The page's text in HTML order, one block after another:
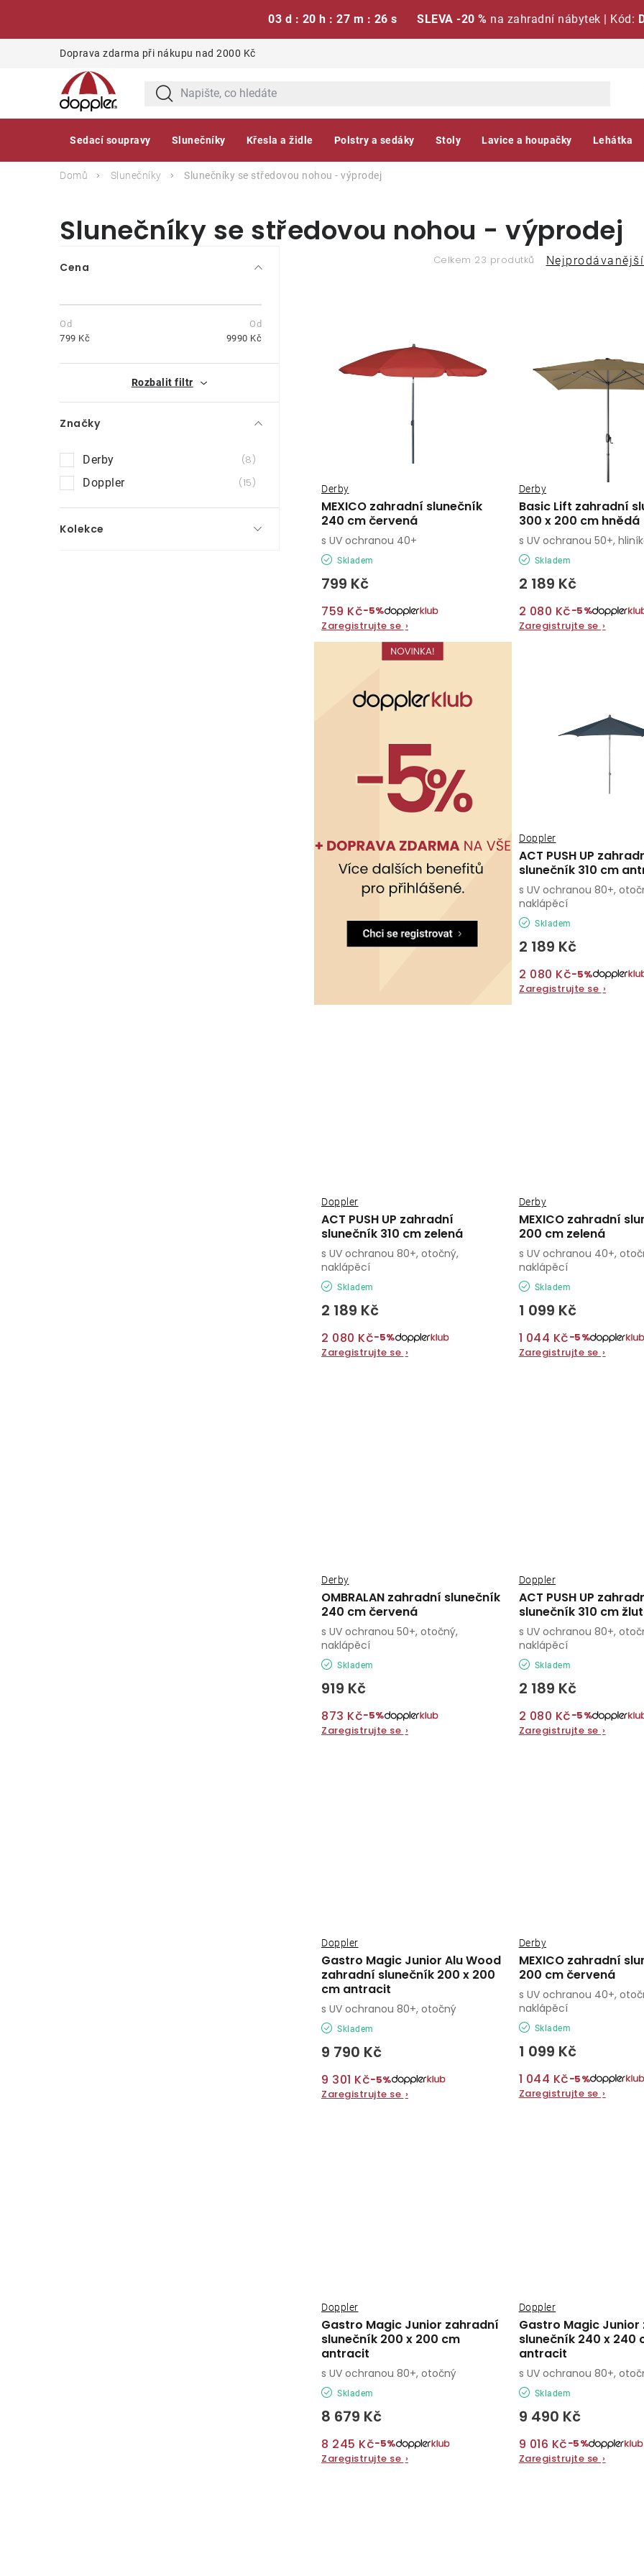
03 d : 20 h : 27 m : 25 s SLEVA -20 % na zahradní nábytek | Kód:
Doprava zdarma při nákupu nad 2000 Kč
Sedací soupravy Slunečníky Křesla a židle Polstry a sedáky Stoly Lavice a houpačky Lehátka
Domů Slunečníky Slunečníky se středovou nohou - výprodej
Slunečníky se středovou nohou - výprodej
P
s
t
r
a
n
n
í
p
a
Cena
799 Kč 9990 Kč
Rozbalit filtr
Značky
Derby
8
Doppler
15
Kolekce
Celkem 23 produtků
Ř
n
o
d
u
k
t
ů
Nejprodávanější
o
d
u
k
t
ů
MEXICO zahradní slunečník
240 cm červená
Derby
Skladem
799 Kč
759 Kč−5%
Zaregistrujte se ›
s UV ochranou 40+
Basic Lift zahradní
300 x 200 cm hnědá
Derby
Skladem
2 189 Kč
2 080 Kč−5%
Zaregistrujte se ›
s UV ochranou 50+,
ACT PUSH UP
slunečník 310 cm
Doppler
Skladem
2 189 Kč
2 080 Kč−5%
Zaregistrujte se ›
s UV ochranou 80+,
naklápěcí
ACT PUSH UP zahradní
slunečník 310 cm zelená
Doppler
Skladem
2 189 Kč
2 080 Kč−5%
Zaregistrujte se ›
s UV ochranou 80+, otočný,
naklápěcí
MEXICO zahradní
200 cm zelená
Derby
Skladem
1 099 Kč
1 044 Kč−5%
Zaregistrujte se ›
s UV ochranou 40+,
naklápěcí
OMBRALAN zahradní slunečník
240 cm červená
Derby
Skladem
919 Kč
873 Kč−5%
Zaregistrujte se ›
s UV ochranou 50+, otočný,
naklápěcí
ACT PUSH UP
slunečník 310 cm
Doppler
Skladem
2 189 Kč
2 080 Kč−5%
Zaregistrujte se ›
s UV ochranou 80+,
naklápěcí
Gastro Magic Junior Alu Wood
zahradní slunečník 200 x 200
cm antracit
Doppler
Skladem
9 790 Kč
9 301 Kč−5%
Zaregistrujte se ›
s UV ochranou 80+, otočný
MEXICO zahradní
200 cm červená
Derby
Skladem
1 099 Kč
1 044 Kč−5%
Zaregistrujte se ›
s UV ochranou 40+,
naklápěcí
Gastro Magic Junior zahradní
slunečník 200 x 200 cm
antracit
Doppler
Skladem
8 679 Kč
8 245 Kč−5%
Zaregistrujte se ›
s UV ochranou 80+, otočný
Gastro Magic
slunečník 240 x 240
antracit
Doppler
Skladem
9 490 Kč
9 016 Kč−5%
Zaregistrujte se ›
s UV ochranou 80+,